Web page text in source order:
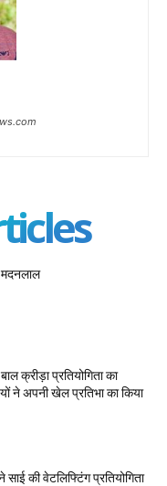
मदनलाल
क्रीड़ा प्रतियोगिता का
ने अपनी खेल प्रतिभा का किया
की वेटलिफ्टिंग प्रतियोगिता